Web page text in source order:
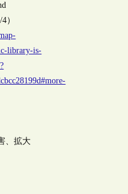
）
library-is-
、拡大